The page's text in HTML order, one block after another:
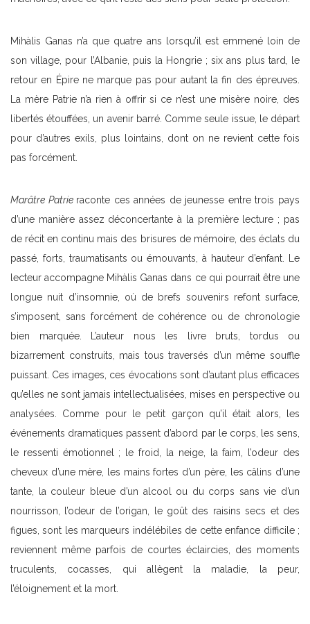
Mihàlis Ganas n’a que quatre ans lorsqu’il est emmené loin de
son village, pour l’Albanie, puis la Hongrie ; six ans plus tard, le
retour en Épire ne marque pas pour autant la fin des épreuves.
La mère Patrie n’a rien à offrir si ce n’est une misère noire, des
libertés étouffées, un avenir barré. Comme seule issue, le départ
pour d’autres exils, plus lointains, dont on ne revient cette fois
pas forcément.
Marâtre Patrie raconte ces années de jeunesse entre trois pays
d’une manière assez déconcertante à la première lecture ; pas
de récit en continu mais des brisures de mémoire, des éclats du
passé, forts, traumatisants ou émouvants, à hauteur d’enfant. Le
lecteur accompagne Mihàlis Ganas dans ce qui pourrait être une
longue nuit d’insomnie, où de brefs souvenirs refont surface,
s’imposent, sans forcément de cohérence ou de chronologie
bien marquée. L’auteur nous les livre bruts, tordus ou
bizarrement construits, mais tous traversés d’un même souffle
puissant. Ces images, ces évocations sont d’autant plus efficaces
qu’elles ne sont jamais intellectualisées, mises en perspective ou
analysées. Comme pour le petit garçon qu’il était alors, les
événements dramatiques passent d’abord par le corps, les sens,
le ressenti émotionnel ; le froid, la neige, la faim, l’odeur des
cheveux d’une mère, les mains fortes d’un père, les câlins d’une
tante, la couleur bleue d’un alcool ou du corps sans vie d’un
nourrisson, l’odeur de l’origan, le goût des raisins secs et des
figues, sont les marqueurs indélébiles de cette enfance difficile ;
reviennent même parfois de courtes éclaircies, des moments
truculents, cocasses, qui allègent la maladie, la peur,
l’éloignement et la mort.